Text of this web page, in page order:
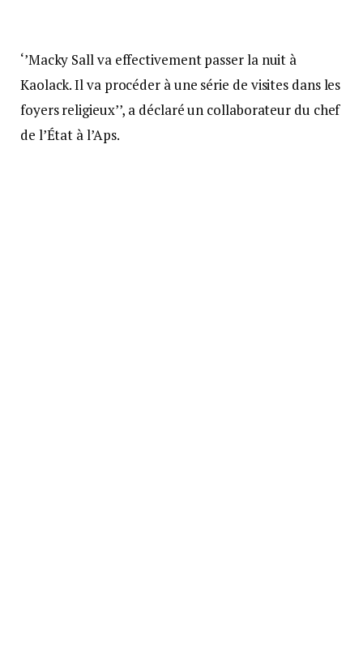
‘’Macky Sall va effectivement passer la nuit à
Kaolack. Il va procéder à une série de visites dans les
foyers religieux’’, a déclaré un collaborateur du chef
de l’État à l’Aps.